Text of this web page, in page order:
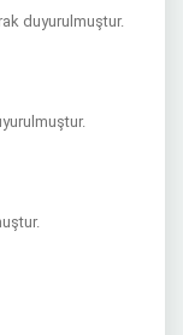
duyurulmuştur.